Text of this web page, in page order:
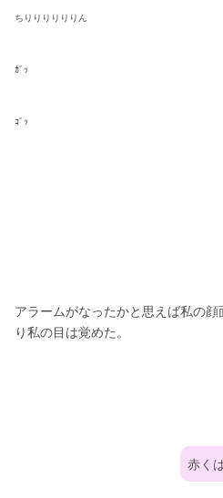
ちりりりりりりん
ｶﾞｯ
ｺﾞｯ
アラームがなったかと思えば私の
り私の目は覚めた。
赤く